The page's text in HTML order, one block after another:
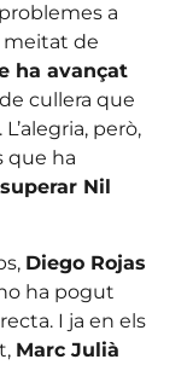
a
meitat de
ha avançat
cullera que
però,
que ha
Nil
Diego Rojas
ha pogut
I ja en els
Marc Julià